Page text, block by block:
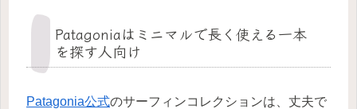
Patagoniaはミニマルで長く使える一本
を探す人向け
Patagonia公式のサーフィンコレクションは、丈夫で